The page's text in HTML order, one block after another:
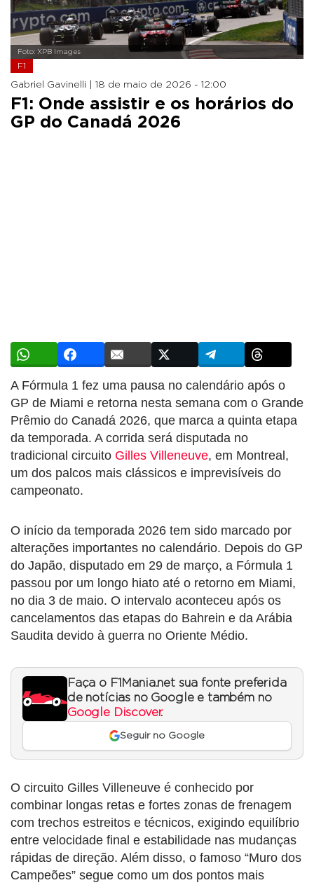
Foto: XPB Images
F1
Gabriel Gavinelli | 18 de maio de 2026 - 12:00
F1: Onde assistir e os horários do
GP do Canadá 2026
A Fórmula 1 fez uma pausa no calendário após o
GP de Miami e retorna nesta semana com o Grande
Prêmio do Canadá 2026, que marca a quinta etapa
da temporada. A corrida será disputada no
tradicional circuito Gilles Villeneuve, em Montreal,
um dos palcos mais clássicos e imprevisíveis do
campeonato.
O início da temporada 2026 tem sido marcado por
alterações importantes no calendário. Depois do GP
do Japão, disputado em 29 de março, a Fórmula 1
passou por um longo hiato até o retorno em Miami,
no dia 3 de maio. O intervalo aconteceu após os
cancelamentos das etapas do Bahrein e da Arábia
Saudita devido à guerra no Oriente Médio.
Faça o F1Mania.net sua fonte preferida
de notícias no Google e também no
Google Discover.
Seguir no Google
O circuito Gilles Villeneuve é conhecido por
combinar longas retas e fortes zonas de frenagem
com trechos estreitos e técnicos, exigindo equilíbrio
entre velocidade final e estabilidade nas mudanças
rápidas de direção. Além disso, o famoso “Muro dos
Campeões” segue como um dos pontos mais